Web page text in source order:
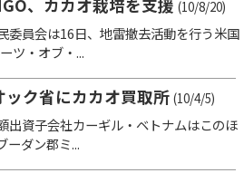
、カカオ栽培を支援 (10/8/20)
委員会は16日、地雷撤去活動を行う米国
ツ・オブ・...
ク省にカカオ買取所 (10/4/5)
出資子会社カーギル・ベトナムはこのほ
ーダン郡ミ...